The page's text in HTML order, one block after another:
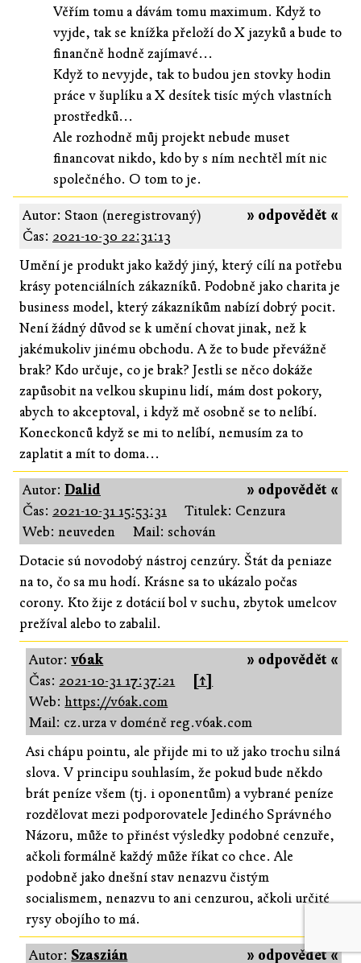
Věřím tomu a dávám tomu maximum. Když to
vyjde, tak se knížka přeloží do X jazyků a bude to
finančně hodně zajímavé...
Když to nevyjde, tak to budou jen stovky hodin
práce v šuplíku a X desítek tisíc mých vlastních
prostředků...
Ale rozhodně můj projekt nebude muset
financovat nikdo, kdo by s ním nechtěl mít nic
společného. O tom to je.
» odpovědět «
Autor: Staon (neregistrovaný)
Čas: 2021-10-30 22:31:13
Umění je produkt jako každý jiný, který cílí na potřebu
krásy potenciálních zákazníků. Podobně jako charita je
business model, který zákazníkům nabízí dobrý pocit.
Není žádný důvod se k umění chovat jinak, než k
jakémukoliv jinému obchodu. A že to bude převážně
brak? Kdo určuje, co je brak? Jestli se něco dokáže
zapůsobit na velkou skupinu lidí, mám dost pokory,
abych to akceptoval, i když mě osobně se to nelíbí.
Koneckonců když se mi to nelíbí, nemusím za to
zaplatit a mít to doma...
» odpovědět «
Autor: Dalid
Čas: 2021-10-31 15:53:31
Titulek: Cenzura
Web: neuveden
Mail: schován
Dotacie sú novodobý nástroj cenzúry. Štát da peniaze
na to, čo sa mu hodí. Krásne sa to ukázalo počas
corony. Kto žije z dotácií bol v suchu, zbytok umelcov
prežíval alebo to zabalil.
» odpovědět «
Autor:v6ak
Čas: 2021-10-31 17:37:21
[↑]
Web:https://v6ak.com
Mail: cz.urza v doméně reg.v6ak.com
Asi chápu pointu, ale přijde mi to už jako trochu silná
slova. V principu souhlasím, že pokud bude někdo
brát peníze všem (tj. i oponentům) a vybrané peníze
rozdělovat mezi podporovatele Jediného Správného
Názoru, může to přinést výsledky podobné cenzuře,
ačkoli formálně každý může říkat co chce. Ale
podobně jako dnešní stav nenazvu čistým
socialismem, nenazvu to ani cenzurou, ačkoli určité
rysy obojího to má.
» odpovědět «
Autor: Szaszián